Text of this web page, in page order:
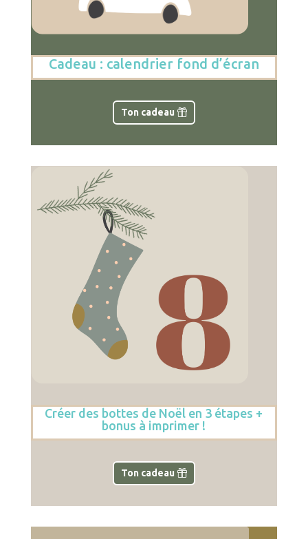
Cadeau : calendrier fond d’écran
Ton cadeau
Créer des bottes de Noël en 3 étapes +
bonus à imprimer !
Ton cadeau